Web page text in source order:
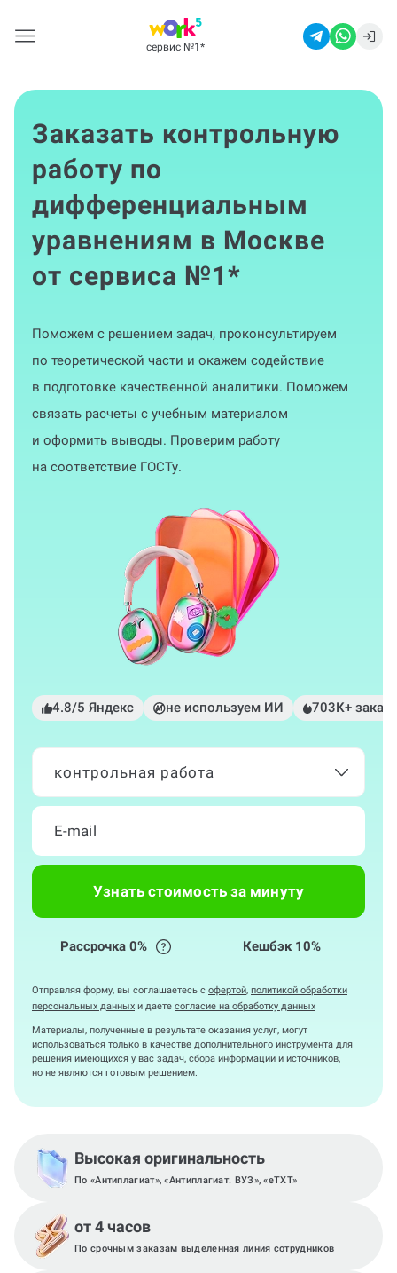
сервис №1 *
Заказать контрольную
работу по
дифференциальным
уравнениям в Москве
от сервиса №1*
Поможем с решением задач, проконсультируем
по теоретической части и окажем содействие
в подготовке качественной аналитики. Поможем
связать расчеты с учебным материалом
и оформить выводы. Проверим работу
на соответствие ГОСТу.
4.8/5 Яндекс не используем ИИ 703К+
контрольная работа
Узнать стоимость за минуту
Рассрочка 0% Кешбэк 10%
Отправляя форму, вы соглашаетесь с офертой, политикой обработки
персональных данных и даете согласие на обработку данных
Материалы, полученные в результате оказания услуг, могут
использоваться только в качестве дополнительного инструмента для
решения имеющихся у вас задач, сбора информации и источников,
но не являются готовым решением.
Высокая оригинальность
По «Антиплагиат», «Антиплагиат. ВУЗ», «eTXT»
от 4 часов
По срочным заказам выделенная линия сотрудников